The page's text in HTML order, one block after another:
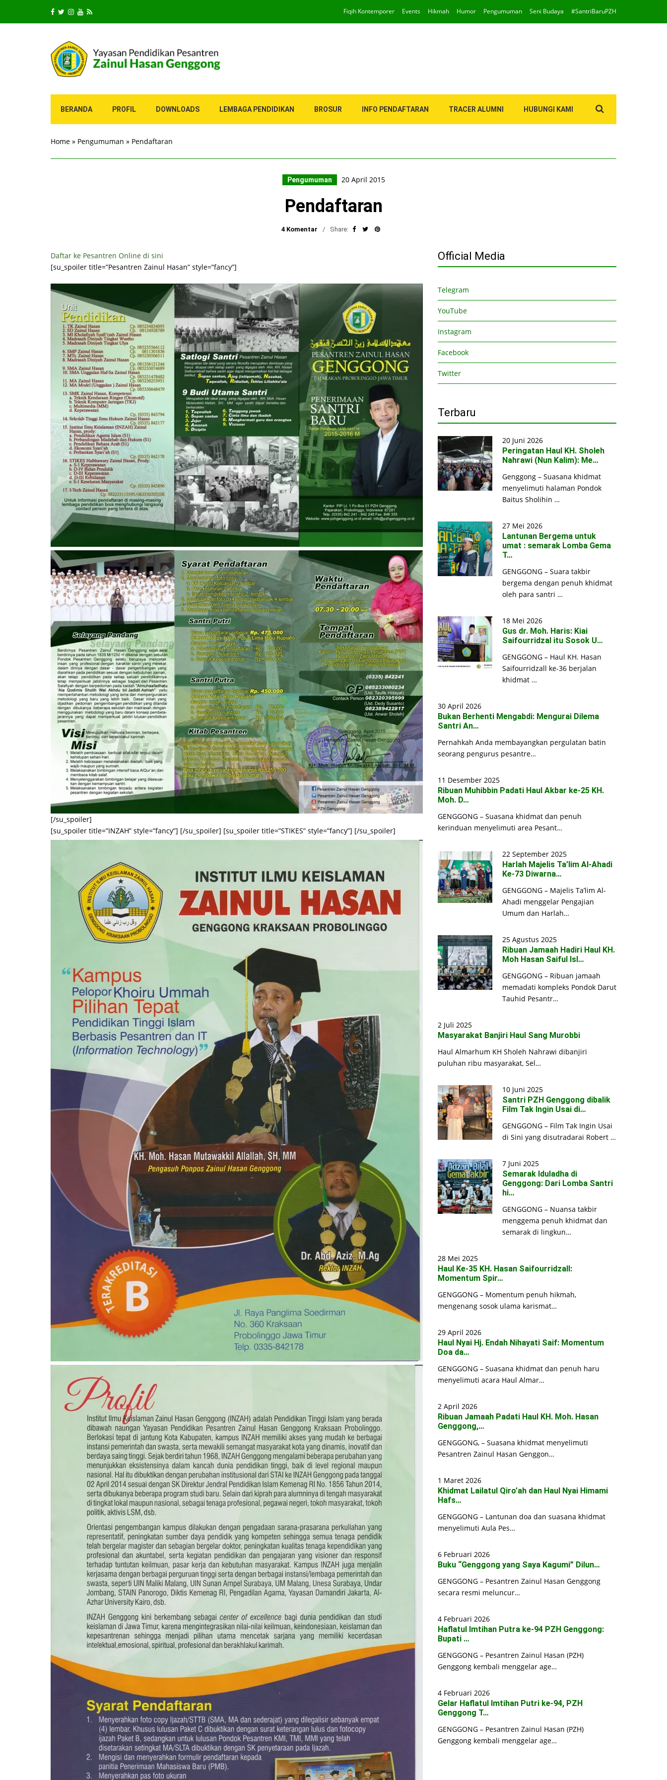
Fiqih Kontemporer Events Hikmah Humor Pengumuman Seni Budaya #SantriBaruPZH
BERANDA PROFIL DOWNLOADS LEMBAGA PENDIDIKAN BROSUR INFO PENDAFTARAN TRACER ALUMNI HUBUNGI KAMI
for:
Home » Pengumuman » Pendaftaran
Pengumuman 20 April 2015
Pendaftaran
4 Komentar Share:
Daftar ke Pesantren Online di sini
[su_spoiler title=”Pesantren Zainul Hasan” style=”fancy”]
[/su_spoiler]
[su_spoiler title=”INZAH” style=”fancy”] [/su_spoiler] [su_spoiler title=”STIKES” style=”fancy”] [/su_spoiler]
Official Media
Telegram
YouTube
Instagram
Facebook
Twitter
Terbaru
20 Juni 2026
Peringatan Haul KH. Sholeh
Nahrawi (Nun Kalim): Me…
Genggong – Suasana khidmat
menyelimuti halaman Pondok
Baitus Sholihin …
27 Mei 2026
Lantunan Bergema untuk
umat : semarak Lomba Gema
T…
GENGGONG – Suara takbir
bergema dengan penuh khidmat
oleh para santri …
18 Mei 2026
Gus dr. Moh. Haris: Kiai
Saifourridzal itu Sosok U…
GENGGONG – Haul KH. Hasan
Saifourridzall ke-36 berjalan
khidmat …
30 April 2026
Bukan Berhenti Mengabdi: Mengurai Dilema
Santri An…
Pernahkah Anda membayangkan pergulatan batin
seorang pengurus pesantre…
11 Desember 2025
Ribuan Muhibbin Padati Haul Akbar ke-25 KH.
Moh. D…
GENGGONG – Suasana khidmat dan penuh
kerinduan menyelimuti area Pesant…
22 September 2025
Harlah Majelis Ta’lim Al-Ahadi
Ke-73 Diwarna…
GENGGONG – Majelis Ta’lim Al-
Ahadi menggelar Pengajian
Umum dan Harlah…
25 Agustus 2025
Ribuan Jamaah Hadiri Haul KH.
Moh Hasan Saiful Isl…
GENGGONG – Ribuan jamaah
memadati kompleks Pondok Darut
Tauhid Pesantr…
2 Juli 2025
Masyarakat Banjiri Haul Sang Murobbi
Haul Almarhum KH Sholeh Nahrawi dibanjiri
puluhan ribu masyarakat, Sel…
10 Juni 2025
Santri PZH Genggong dibalik
Film Tak Ingin Usai di…
GENGGONG – Film Tak Ingin Usai
di Sini yang disutradarai Robert …
7 Juni 2025
Semarak Iduladha di
Genggong: Dari Lomba Santri
hi…
GENGGONG – Nuansa takbir
menggema penuh khidmat dan
semarak di lingkun…
28 Mei 2025
Haul Ke-35 KH. Hasan Saifourridzall:
Momentum Spir…
GENGGONG – Momentum penuh hikmah,
mengenang sosok ulama karismat…
29 April 2026
Haul Nyai Hj. Endah Nihayati Saif: Momentum
Doa da…
GENGGONG – Suasana khidmat dan penuh haru
menyelimuti acara Haul Almar…
2 April 2026
Ribuan Jamaah Padati Haul KH. Moh. Hasan
Genggong,…
GENGGONG, – Suasana khidmat menyelimuti
Pesantren Zainul Hasan Genggon…
1 Maret 2026
Khidmat Lailatul Qiro’ah dan Haul Nyai Himami
Hafs…
GENGGONG – Lantunan doa dan suasana khidmat
menyelimuti Aula Pes…
6 Februari 2026
Buku “Genggong yang Saya Kagumi” Dilun…
GENGGONG – Pesantren Zainul Hasan Genggong
secara resmi meluncur…
4 Februari 2026
Haflatul Imtihan Putra ke-94 PZH Genggong:
Bupati …
GENGGONG – Pesantren Zainul Hasan (PZH)
Genggong kembali menggelar age…
4 Februari 2026
Gelar Haflatul Imtihan Putri ke-94, PZH
Genggong T…
GENGGONG – Pesantren Zainul Hasan (PZH)
Genggong kembali menggelar age…